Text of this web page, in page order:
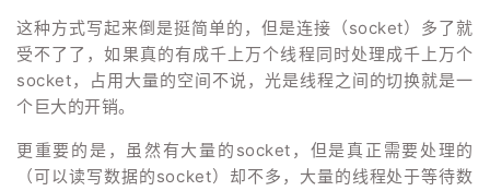
这种方式写起来倒是挺简单的，但是连接（socket）多了就
受不了了，如果真的有成千上万个线程同时处理成千上万个
socket，占用大量的空间不说，光是线程之间的切换就是一
个巨大的开销。
更重要的是，虽然有大量的socket，但是真正需要处理的
（可以读写数据的socket）却不多，大量的线程处于等待数